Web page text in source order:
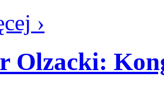
›
Olzacki: